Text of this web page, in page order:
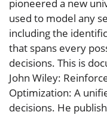
pioneered a new
used to model any
including the
that spans every
decisions. This is
John Wiley:
Optimization: A
decisions. He